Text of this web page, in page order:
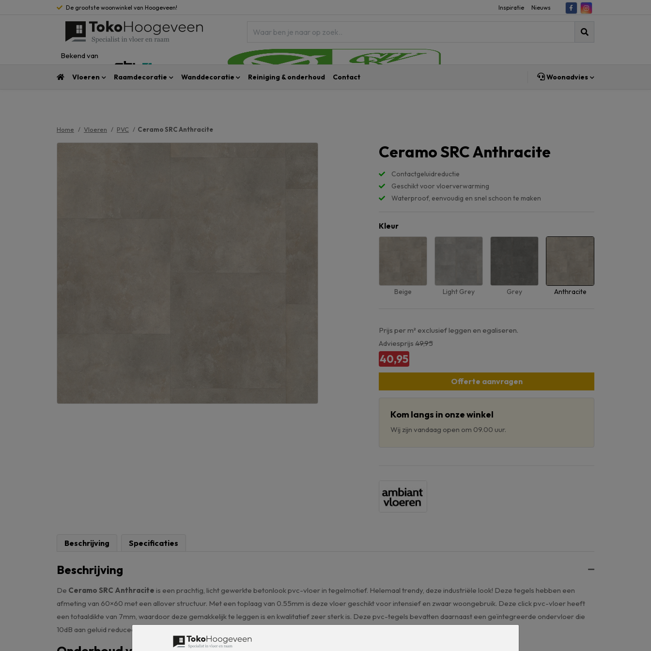
De grootste woonwinkel van Hoogeveen! Inspiratie Nieuws
Bekend van
Vloeren Raamdecoratie Wanddecoratie Reiniging & onderhoud Contact Woonadvies
Home Vloeren PVC Ceramo SRC Anthracite
Ceramo SRC Anthracite
Contactgeluidreductie
Geschikt voor vloerverwarming
Waterproof, eenvoudig en snel schoon te maken
Kleur
Beige Light Grey Grey Anthracite
Prijs per m² exclusief leggen en egaliseren.
Adviesprijs 49,95
40,95
Offerte aanvragen
Kom langs in onze winkel
Wij zijn vandaag open om 09.00 uur.
Beschrijving Specificaties
Beschrijving
De Ceramo SRC Anthracite is een prachtig, licht gewerkte betonlook pvc-vloer in tegelmotief. Helemaal trendy, deze industriële look! Deze tegels hebben een
afmeting van 60×60 met een allover structuur. Met een toplaag van 0.55mm is deze vloer geschikt voor intensief en zwaar woongebruik. Deze click pvc-vloer heeft
een totaaldikte van 7mm, waardoor deze gemakkelijk te leggen is en kwalitatief zeer sterk is. Deze pvc-tegels bevatten daarnaast een geïntegreerde ondervloer die
10dB aan geluid reduceert. Hiermee is deze vloer ook uiterst geschikt voor appartementen.